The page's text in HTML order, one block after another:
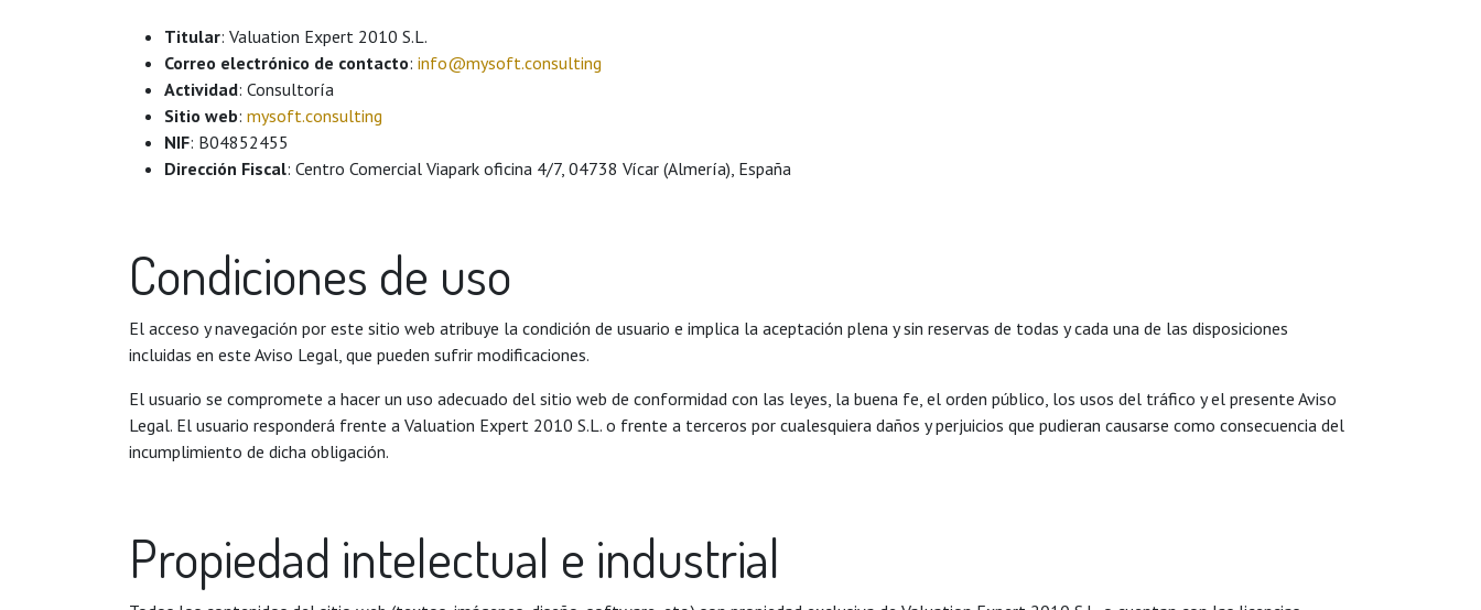
Titular: Valuation Expert 2010 S.L.
Correo electrónico de contacto: info@mysoft.consulting
Actividad: Consultoría
Sitio web: mysoft.consulting
NIF: B04852455
Dirección Fiscal: Centro Comercial Viapark oficina 4/7, 04738 Vícar (Almería), España
Condiciones de uso
El acceso y navegación por este sitio web atribuye la condición de usuario e implica la aceptación plena y sin reservas de todas y cada una de las disposiciones
incluidas en este Aviso Legal, que pueden sufrir modificaciones.
El usuario se compromete a hacer un uso adecuado del sitio web de conformidad con las leyes, la buena fe, el orden público, los usos del tráfico y el presente Aviso
Legal. El usuario responderá frente a Valuation Expert 2010 S.L. o frente a terceros por cualesquiera daños y perjuicios que pudieran causarse como consecuencia del
incumplimiento de dicha obligación.
Propiedad intelectual e industrial